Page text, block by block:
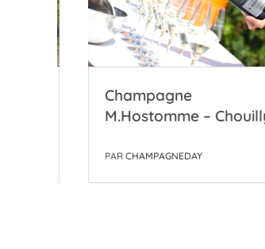
Champagne
M.Hostomme – Chouilly
CHAMPAGNEDAY